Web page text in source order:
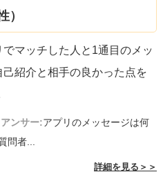
）
マッチした人と1通目のメッ
紹介と相手の良かった点を
ンサー:アプリのメッセージは何
問者...
詳細を見る＞＞